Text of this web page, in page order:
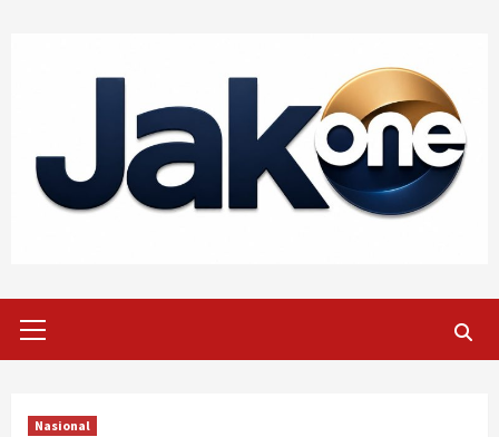
Menu
Nasional